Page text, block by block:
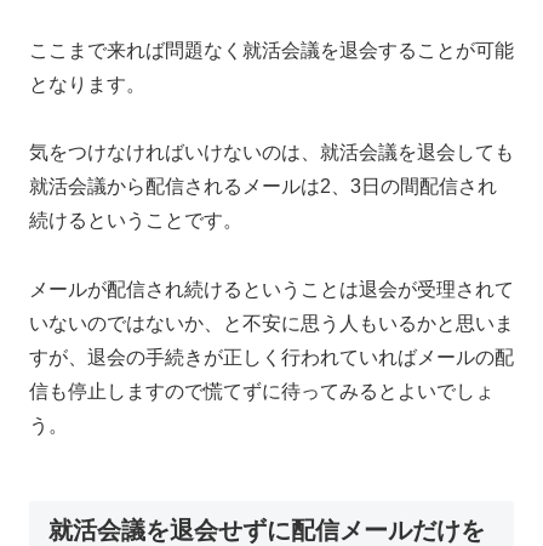
ここまで来れば問題なく就活会議を退会することが可能
となります。
気をつけなければいけないのは、就活会議を退会しても
就活会議から配信されるメールは2、3日の間配信され
続けるということです。
メールが配信され続けるということは退会が受理されて
いないのではないか、と不安に思う人もいるかと思いま
すが、退会の手続きが正しく行われていればメールの配
信も停止しますので慌てずに待ってみるとよいでしょ
う。
就活会議を退会せずに配信メールだけを